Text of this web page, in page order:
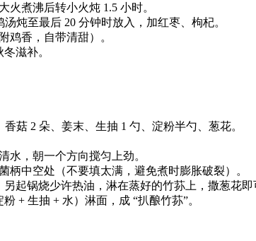
煮沸后转小火炖 1.5 小时。
炖至最后 20 分钟时放入，加红枣、枸杞。
鸡香，自带清甜）。
滋补。
菇 2 朵、姜末、生抽 1 勺、淀粉半勺、葱花。
水，朝一个方向搅匀上劲。
中空处（不要填太满，避免煮时膨胀破裂）。
起锅烧少许热油，淋在蒸好的竹荪上，撒葱花即
+ 生抽 + 水）淋面，成 “扒酿竹荪”。